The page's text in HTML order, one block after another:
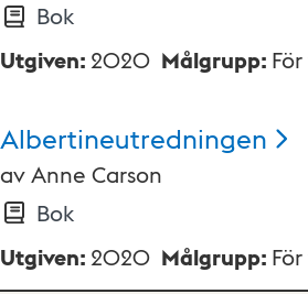
Bok
Utgiven:2020 Målgrupp:
Albertineutredningen
avAnne Carson
Bok
Utgiven: 2020 Målgrupp: